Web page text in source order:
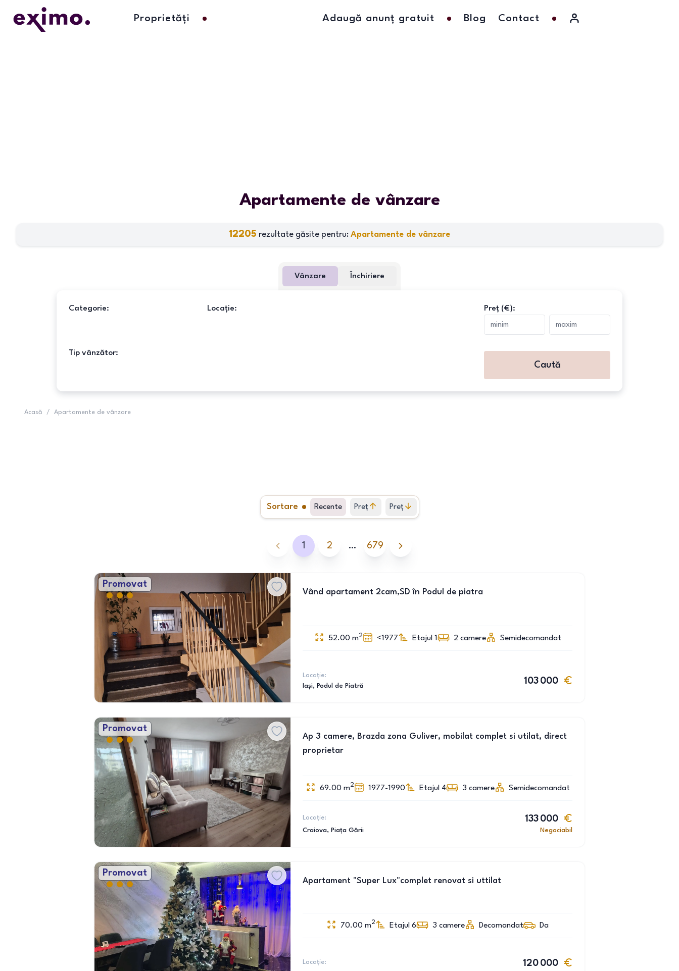
Proprietăți Adaugă anunț gratuit Blog Contact
Apartamente de vânzare
12205 rezultate găsite pentru: Apartamente de vânzare
Vânzare Închiriere
Categorie: Locație: Preț (€):
Tip vânzător:
Caută
Acasă / Apartamente de vânzare
Sortare Recente Preț
crescător
Preț
descrescător
1 2 … 679
Promovat
Vând apartament 2cam,SD în Podul de piatra
52.00 m2 <1977 Etajul 1 2 camere Semidecomandat
Locație:
Iași, Podul de Piatră
103 000
Promovat
Ap 3 camere, Brazda zona Guliver, mobilat complet si utilat, direct
proprietar
69.00 m2 1977-1990 Etajul 4 3 camere Semidecomandat
Locație:
Craiova, Piața Gării
133 000
Negociabil
Promovat
Apartament "Super Lux"complet renovat si uttilat
70.00 m2 Etajul 6 3 camere Decomandat Da
Locație:
120 000